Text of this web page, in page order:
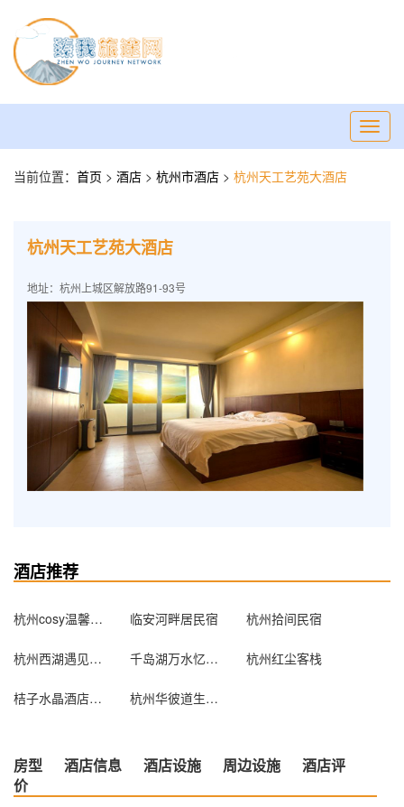
当前位置： 首页 > 酒店 > 杭州市酒店 > 杭州天工艺苑大酒店
杭州天工艺苑大酒店
地址：杭州上城区解放路91-93号
酒店推荐
杭州cosy温馨公寓 临安河畔居民宿 杭州拾间民宿
杭州西湖遇见主题酒店(精品店) 千岛湖万水忆家宾馆 杭州红尘客栈
桔子水晶酒店（杭州钱江新城近江店） 杭州华彼道生酒店公寓
房型 酒店信息 酒店设施 周边设施
酒店评
价